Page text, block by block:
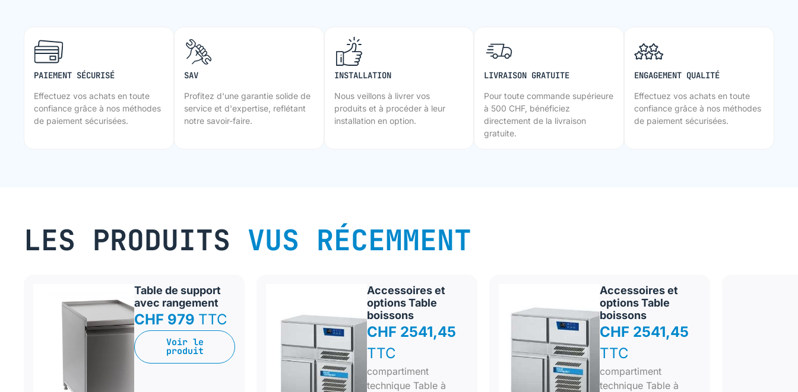
PAIEMENT SÉCURISÉ
Effectuez vos achats en toute
confiance grâce à nos méthodes
de paiement sécurisées.
SAV
Profitez d'une garantie solide de
service et d'expertise, reflétant
notre savoir-faire.
INSTALLATION
Nous veillons à livrer vos
produits et à procéder à leur
installation en option.
LIVRAISON GRATUITE
Pour toute commande supérieure
à 500 CHF, bénéficiez
directement de la livraison
gratuite.
ENGAGEMENT QUALITÉ
Effectuez vos achats en toute
confiance grâce à nos méthodes
de paiement sécurisées.
LES PRODUITS VUS RÉCEMMENT
Table de support
avec rangement
CHF 979 TTC
Voir le
produit
Accessoires et
options Table
boissons
CHF 2541,45
TTC
compartiment
technique Table à
Accessoires et
options Table
boissons
CHF 2541,45
TTC
compartiment
technique Table à